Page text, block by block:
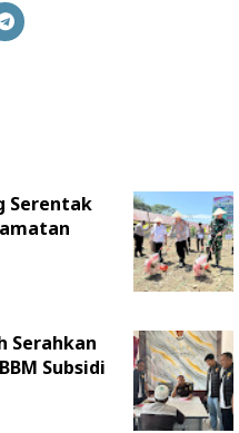
Serentak
Serahkan
Subsidi